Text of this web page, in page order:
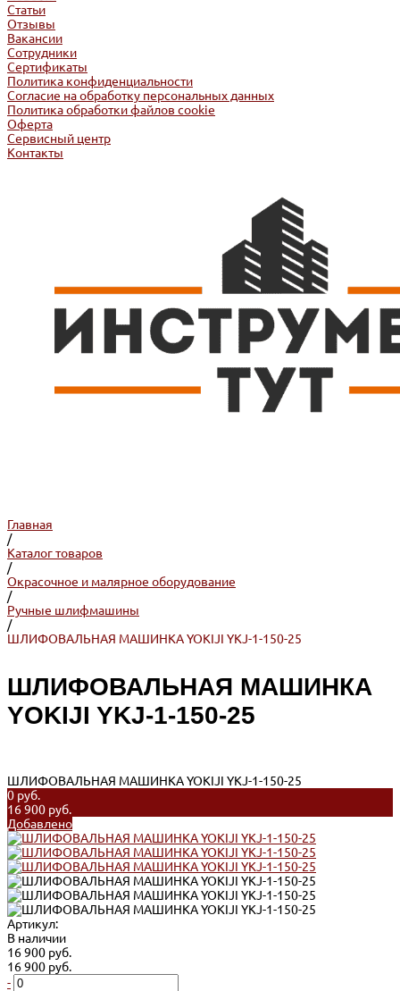
Статьи
Отзывы
Вакансии
Сотрудники
Сертификаты
Политика конфиденциальности
Согласие на обработку персональных данных
Политика обработки файлов cookie
Оферта
Сервисный центр
Контакты
Главная
/
Каталог товаров
/
Окрасочное и малярное оборудование
/
Ручные шлифмашины
/
ШЛИФОВАЛЬНАЯ МАШИНКА YOKIJI YKJ-1-150-25
ШЛИФОВАЛЬНАЯ МАШИНКА
YOKIJI YKJ-1-150-25
ШЛИФОВАЛЬНАЯ МАШИНКА YOKIJI YKJ-1-150-25
0 руб.
16 900 руб.
Добавлено
Артикул:
В наличии
16 900 руб.
16 900 руб.
-